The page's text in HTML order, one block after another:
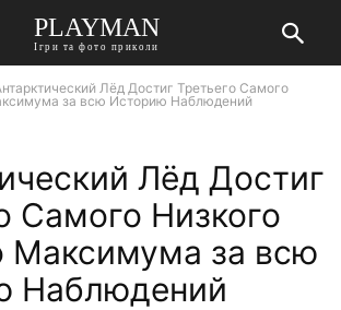
PLAYMAN
Ігри та фото приколи
Лёд Достиг Третьего Самого
за всю Историю Наблюдений
Лёд Достиг
Самого Низкого
Максимума за всю
Наблюдений